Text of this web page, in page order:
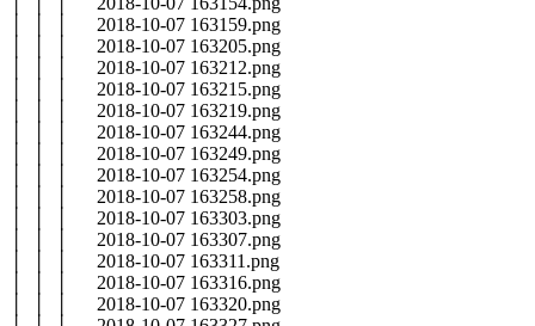
│ │ │ 2018-10-07 163159.png
│ │ │ 2018-10-07 163205.png
│ │ │ 2018-10-07 163212.png
│ │ │ 2018-10-07 163215.png
│ │ │ 2018-10-07 163219.png
│ │ │ 2018-10-07 163244.png
│ │ │ 2018-10-07 163249.png
│ │ │ 2018-10-07 163254.png
│ │ │ 2018-10-07 163258.png
│ │ │ 2018-10-07 163303.png
│ │ │ 2018-10-07 163307.png
│ │ │ 2018-10-07 163311.png
│ │ │ 2018-10-07 163316.png
│ │ │ 2018-10-07 163320.png